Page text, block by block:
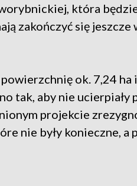
która
zakończyć się jeszcze
ok. 7,24 ha i
tak, aby nie ucierpiały
projekcie
nie były konieczne, a